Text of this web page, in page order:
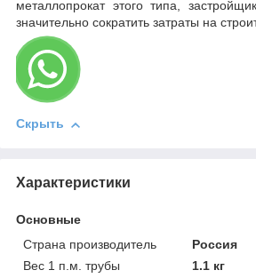
металлопрокат этого типа,
значительно сократить затраты на
Скрыть
Характеристики
Основные
Страна производитель
Россия
Вес 1 п.м. трубы
1.1 кг